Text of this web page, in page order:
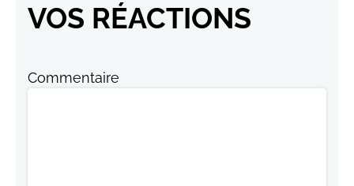
VOS RÉACTIONS
Commentaire